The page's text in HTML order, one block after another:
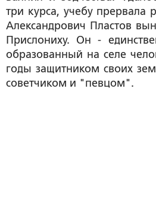
три курса, учебу прервала
Александрович Пластов
Прислониху. Он -
образованный на селе
годы защитником своих
советчиком и "певцом".